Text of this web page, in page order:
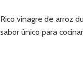
Rico vinagre de arroz
sabor único para